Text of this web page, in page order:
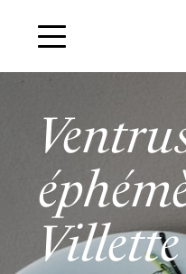
Villette